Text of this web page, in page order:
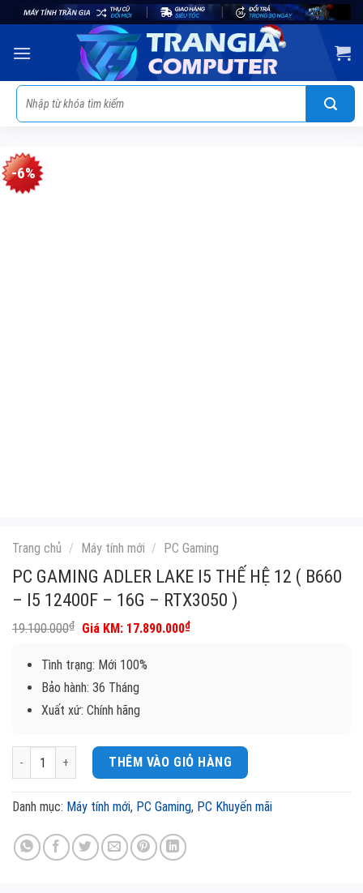
to
content
Tìm
kiếm:
-6%
Trang chủ / Máy tính mới / PC Gaming
PC GAMING ADLER LAKE I5 THẾ HỆ 12 ( B660
– I5 12400F – 16G – RTX3050 )
19.100.000₫
Giá
19.100.000₫.
17.890.000₫Giá
Tình trạng: Mới 100%
Bảo hành: 36 Tháng
Xuất xứ: Chính hãng
PC GAMING ADLER LAKE I5 THẾ HỆ 12 ( B660 - I5 12400F - 16G -
THÊM VÀO GIỎ HÀNG
Danh mục: Máy tính mới, PC Gaming, PC Khuyến mãi